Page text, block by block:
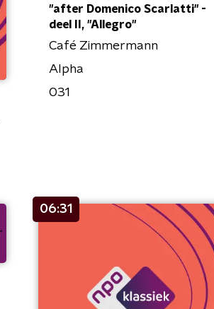
"after Domenico Scarlatti" -
deel II, "Allegro"
Café Zimmermann
Alpha
031
06:31